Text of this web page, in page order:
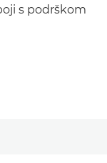
s podrškom